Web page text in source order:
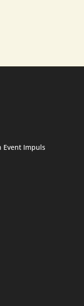
Event Impuls